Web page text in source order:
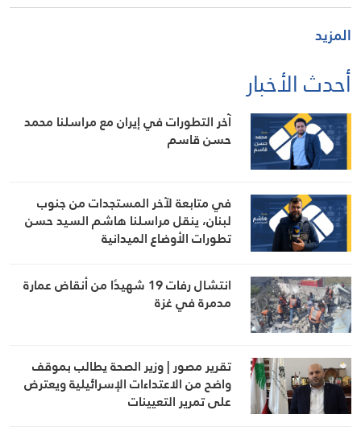
المزيد
أحدث الأخبار
آخر التطورات في إيران مع مراسلنا محمد
حسن قاسم
في متابعة لآخر المستجدات من جنوب
لبنان، ينقل مراسلنا هاشم السيد حسن
تطورات الأوضاع الميدانية
انتشال رفات 19 شهيدًا من أنقاض عمارة
مدمرة في غزة
تقرير مصور | وزير الصحة يطالب بموقف
واضح من الاعتداءات الإسرائيلية ويعترض
على تمرير التعيينات